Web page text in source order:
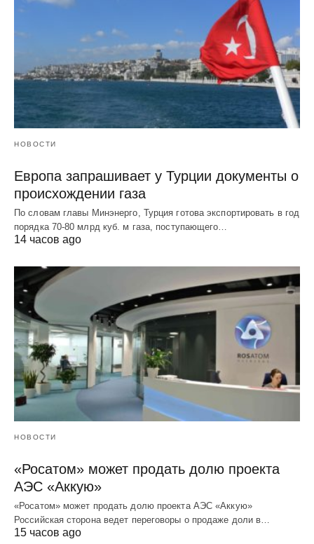
НОВОСТИ
Европа запрашивает у Турции документы о
происхождении газа
По словам главы Минэнерго, Турция готова экспортировать в год
порядка 70-80 млрд куб. м газа, поступающего…
14 часов ago
НОВОСТИ
«Росатом» может продать долю проекта
АЭС «Аккую»
«Росатом» может продать долю проекта АЭС «Аккую»
Российская сторона ведет переговоры о продаже доли в…
15 часов ago